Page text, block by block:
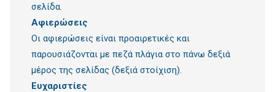
σελίδα.
Αφιερώσεις
Οι αφιερώσεις είναι προαιρετικές και
παρουσιάζονται με πεζά πλάγια στο πάνω δεξιά
μέρος της σελίδας (δεξιά στοίχιση).
Ευχαριστίες